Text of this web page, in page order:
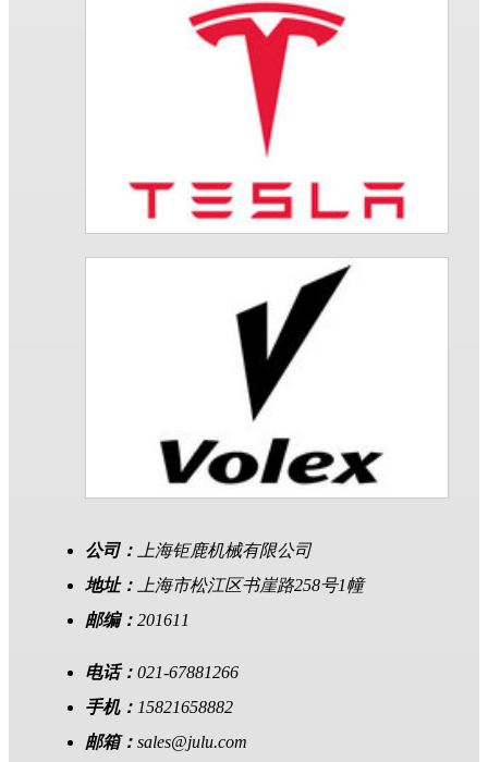
公司：
上海钜鹿机械有限公司
地址：
上海市松江区书崖路258号1幢
邮编： 201611
电话： 021-67881266
手机： 15821658882
邮箱： sales@julu.com